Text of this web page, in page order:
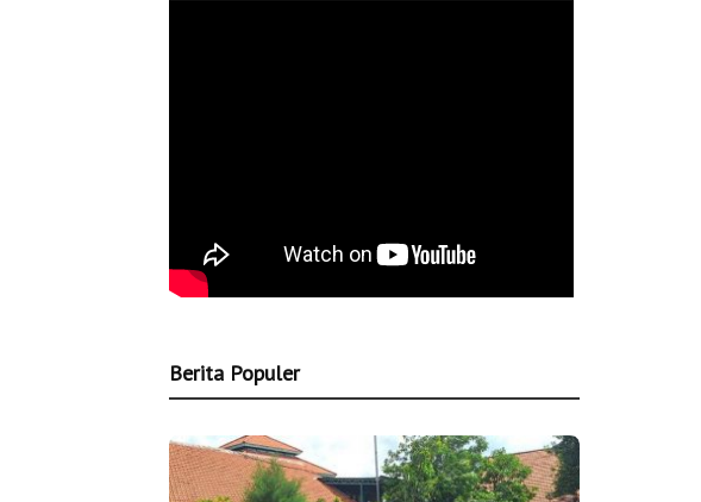
Berita Populer